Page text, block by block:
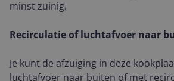
minst zuinig.
Recirculatie of luchtafvoer naar
Je kunt de afzuiging in deze
luchtafvoer naar buiten of met